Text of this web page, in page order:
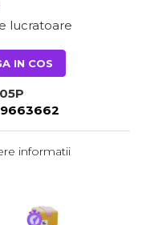
lucratoare
IN COS
informatii